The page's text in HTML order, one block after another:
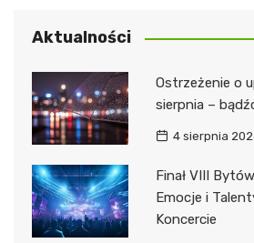
Aktualności
Ostrzeżenie o
sierpnia –
4 sierpnia
Finał VIII
Emocje i
Koncercie